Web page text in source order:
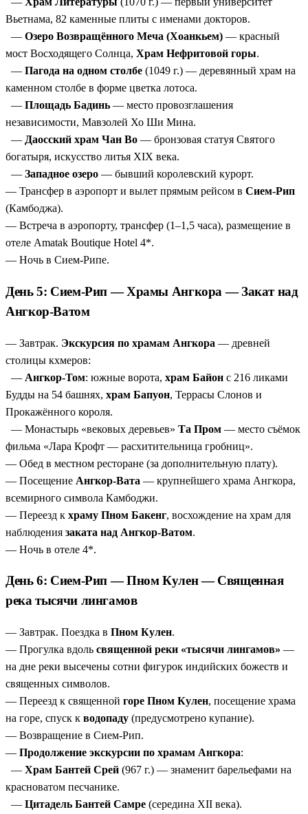
Вьетнама, 82 каменные плиты с именами докторов.
— Озеро Возвращённого Меча (Хоанкьем) — красный
мост Восходящего Солнца, Храм Нефритовой горы.
— Пагода на одном столбе (1049 г.) — деревянный храм на
каменном столбе в форме цветка лотоса.
— Площадь Бадинь — место провозглашения
независимости, Мавзолей Хо Ши Мина.
— Даосский храм Чан Во — бронзовая статуя Святого
богатыря, искусство литья XIX века.
— Западное озеро — бывший королевский курорт.
— Трансфер в аэропорт и вылет прямым рейсом в Сием-Рип
(Камбоджа).
— Встреча в аэропорту, трансфер (1–1,5 часа), размещение в
отеле Amatak Boutique Hotel 4*.
— Ночь в Сием-Рипе.
День 5: Сием-Рип — Храмы Ангкора — Закат над
Ангкор-Ватом
— Завтрак. Экскурсия по храмам Ангкора — древней
столицы кхмеров:
— Ангкор-Том: южные ворота, храм Байон с 216 ликами
Будды на 54 башнях, храм Бапуон, Террасы Слонов и
Прокажённого короля.
— Монастырь «вековых деревьев» Та Пром — место съёмок
фильма «Лара Крофт — расхитительница гробниц».
— Обед в местном ресторане (за дополнительную плату).
— Посещение Ангкор-Вата — крупнейшего храма Ангкора,
всемирного символа Камбоджи.
— Переезд к храму Пном Бакенг, восхождение на храм для
наблюдения заката над Ангкор-Ватом.
— Ночь в отеле 4*.
День 6: Сием-Рип — Пном Кулен — Священная
река тысячи лингамов
— Завтрак. Поездка в Пном Кулен.
— Прогулка вдоль священной реки «тысячи лингамов» —
на дне реки высечены сотни фигурок индийских божеств и
священных символов.
— Переезд к священной горе Пном Кулен, посещение храма
на горе, спуск к водопаду (предусмотрено купание).
— Возвращение в Сием-Рип.
— Продолжение экскурсии по храмам Ангкора:
— Храм Бантей Срей (967 г.) — знаменит барельефами на
красноватом песчанике.
— Цитадель Бантей Самре (середина XII века).